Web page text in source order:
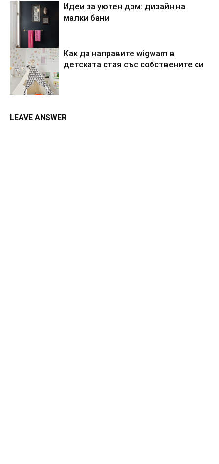
Идеи за уютен дом: дизайн на
малки бани
Как да направите wigwam в
детската стая със собствените си
LEAVE ANSWER